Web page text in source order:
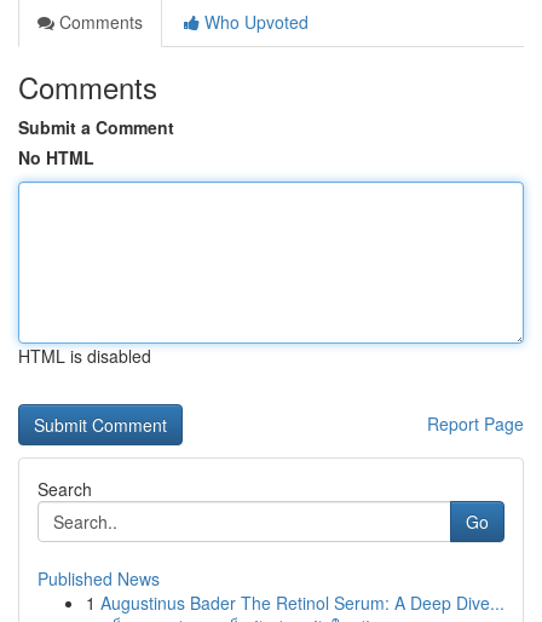
Comments
Who Upvoted
Comments
Submit a Comment
No HTML
HTML is disabled
Report Page
Search
Go
Published News
1 Augustinus Bader The Retinol Serum: A Deep Dive...